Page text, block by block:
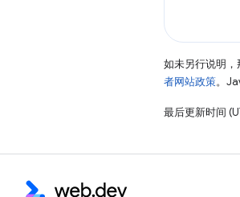
如未另行说明
者网站政策。
最后更新时间